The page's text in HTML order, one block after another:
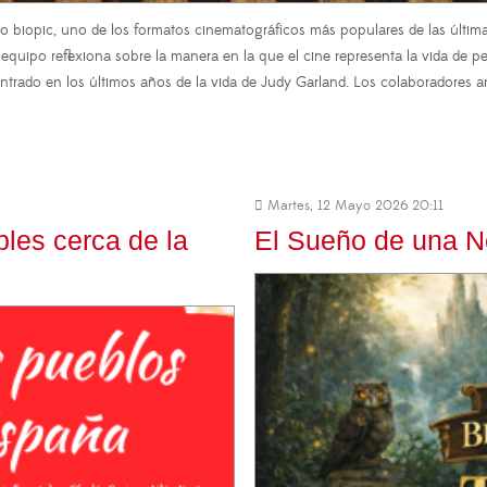
biopic, uno de los formatos cinematográficos más populares de las
reflexiona sobre la manera en la que el cine representa la vida de
en los últimos años de la vida de Judy Garland. Los
cerca de la
Martes, 12 Mayo 2026 20:11
El Sueño de una